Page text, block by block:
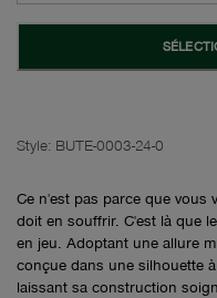
Style: BUTE-0003-24-0
Ce n'est pas parce que vous
doit en souffrir. C'est là que
en jeu. Adoptant une allure
conçue dans une silhouette
laissant sa construction